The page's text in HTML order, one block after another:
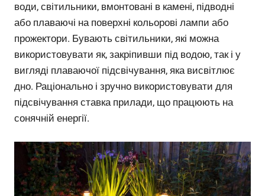
води, світильники, вмонтовані в камені, підводні
або плаваючі на поверхні кольорові лампи або
прожектори. Бувають світильники, які можна
використовувати як, закріпивши під водою, так і у
вигляді плаваючої підсвічування, яка висвітлює
дно. Раціонально і зручно використовувати для
підсвічування ставка прилади, що працюють на
сонячній енергії.